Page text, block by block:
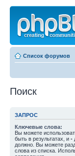
Список форумов
Поиск
ЗАПРОС
Ключевые слова:
Вы можете
быть в результатах, и -
должно. Вы можете
слова из списка.